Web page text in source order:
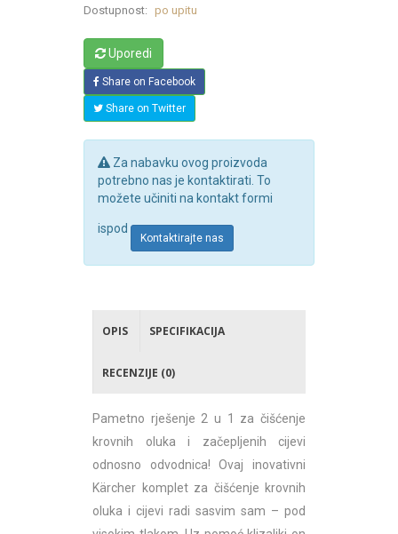
Dostupnost: po upitu
Uporedi
Share on Facebook
Share on Twitter
Za nabavku ovog proizvoda
potrebno nas je kontaktirati. To
možete učiniti na kontakt formi
ispod
Kontaktirajte nas
OPIS SPECIFIKACIJA
RECENZIJE (0)
Pametno rješenje 2 u 1 za čišćenje
krovnih oluka i začepljenih cijevi
odnosno odvodnica! Ovaj inovativni
Kärcher komplet za čišćenje krovnih
oluka i cijevi radi sasvim sam – pod